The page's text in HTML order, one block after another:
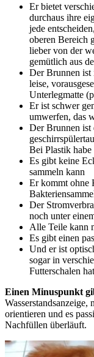
Er bietet
durchaus ihre
jede
oberen Bereich
lieber von der
gemütlich aus
Der Brunnen ist
leise,
Unterlegmatte
Er ist schwer
umwerfen, das
Der Brunnen ist
Bei Plastik
Es gibt keine
sammeln kann
Er kommt ohne
Der
noch unter
Alle Teile kann
Es gibt einen
Und er ist
sogar in
Futterschalen
Einen Minuspunkt
Wasserstandsanzeige,
orientieren und es
Nachfüllen überläuft.